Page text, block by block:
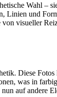
Wahl –
Linien und
visueller
Diese
was in
auf andere